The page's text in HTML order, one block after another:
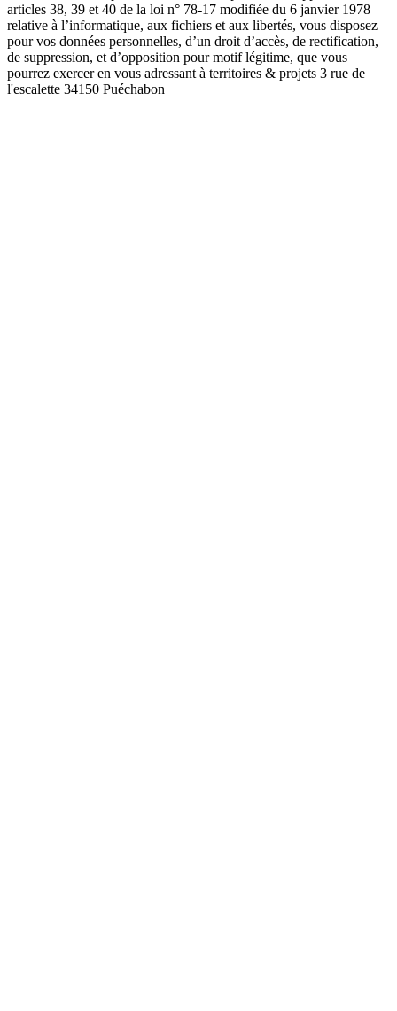
articles 38, 39 et 40 de la loi n° 78-17 modifiée du 6 janvier 1978
relative à l’informatique, aux fichiers et aux libertés, vous disposez
pour vos données personnelles, d’un droit d’accès, de rectification,
de suppression, et d’opposition pour motif légitime, que vous
pourrez exercer en vous adressant à territoires & projets 3 rue de
l'escalette 34150 Puéchabon